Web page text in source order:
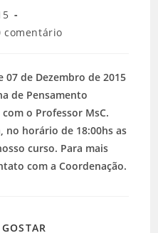
comentário
de Dezembro de 2015
de Pensamento
o Professor MsC.
no horário de 18:00hs as
curso. Para mais
com a Coordenação.